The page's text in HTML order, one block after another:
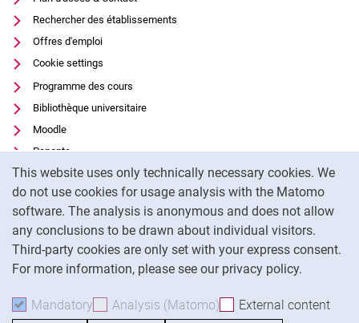
This website uses only technically necessary cookies. We
do not use cookies for usage analysis with the Matomo
software. The analysis is anonymous and does not allow
any conclusions to be drawn about individual visitors.
Third-party cookies are only set with your express consent.
For more information, please see our privacy policy.
Mandatory Accept mandatory cookies
Analysis (Matomo) Accept analysis cookies
External content
Rechercher des établissements
Offres d'emploi
Cookie settings
Programme des cours
Bibliothèque universitaire
Moodle
Panopto
Protection des données
Accessibilité
Utilisation transparente de l'IA